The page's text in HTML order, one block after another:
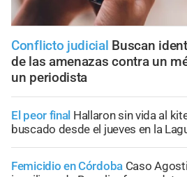
Conflicto judicial Buscan
de las amenazas contra un
un periodista
El peor final Hallaron sin vida al
buscado desde el jueves en la
Femicidio en Córdoba Caso